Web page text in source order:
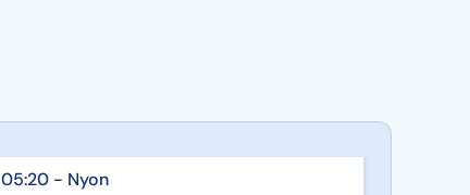
05:20 - Nyon